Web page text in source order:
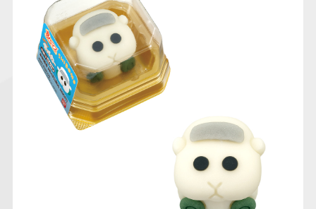
仮面ライダーシリー
ガンダムシリーズ アンパンマン
キャラパキ
にふぉるめーしょん
＆スクエアシール
ポケモンスケールワ
ールド